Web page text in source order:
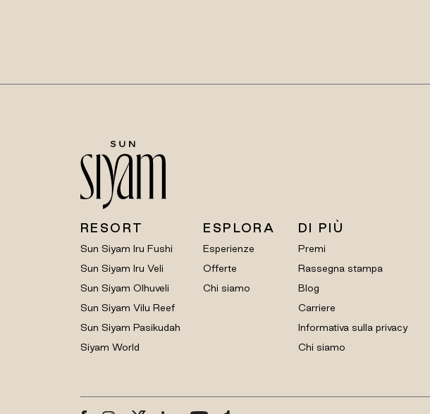
RESORT
Sun Siyam Iru Fushi
Sun Siyam Iru Veli
Sun Siyam Olhuveli
Sun Siyam Vilu Reef
Sun Siyam Pasikudah
Siyam World
ESPLORA
Esperienze
Offerte
Chi siamo
DI PIÙ
Premi
Rassegna stampa
Blog
Carriere
Informativa sulla privacy
Chi siamo